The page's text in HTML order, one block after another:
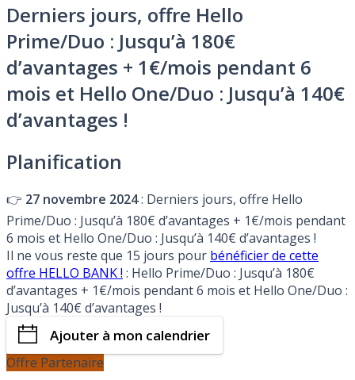
Derniers jours, offre Hello
Prime/Duo : Jusqu’à 180€
d’avantages + 1€/mois pendant 6
mois et Hello One/Duo : Jusqu’à 140€
d’avantages !
Planification
👉 27 novembre 2024: Derniers jours, offre Hello
Prime/Duo : Jusqu’à 180€ d’avantages + 1€/mois pendant
6 mois et Hello One/Duo : Jusqu’à 140€ d’avantages !
Il ne vous reste que 15 jours pour bénéficier de cette
offre HELLO BANK ! : Hello Prime/Duo : Jusqu’à 180€
d’avantages + 1€/mois pendant 6 mois et Hello One/Duo :
Jusqu’à 140€ d’avantages !
Ajouter à mon calendrier
Offre Partenaire